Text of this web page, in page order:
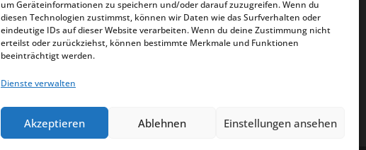
um Geräteinformationen zu speichern und/oder darauf zuzugreifen. Wenn du
diesen Technologien zustimmst, können wir Daten wie das Surfverhalten oder
eindeutige IDs auf dieser Website verarbeiten. Wenn du deine Zustimmung nicht
erteilst oder zurückziehst, können bestimmte Merkmale und Funktionen
beeinträchtigt werden.
Dienste verwalten
Akzeptieren Ablehnen Einstellungen ansehen